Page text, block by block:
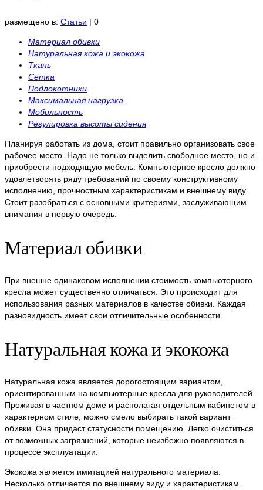
размещено в: Статьи | 0
Материал обивки
Натуральная кожа и экокожа
Ткань
Сетка
Подлокотники
Максимальная нагрузка
Мобильность
Регулировка высоты сидения
Планируя работать из дома, стоит правильно организовать свое
рабочее место. Надо не только выделить свободное место, но и
приобрести подходящую мебель. Компьютерное кресло должно
удовлетворять ряду требований по своему конструктивному
исполнению, прочностным характеристикам и внешнему виду.
Стоит разобраться с основными критериями, заслуживающим
внимания в первую очередь.
Материал обивки
При внешне одинаковом исполнении стоимость компьютерного
кресла может существенно отличаться. Это происходит для
использования разных материалов в качестве обивки. Каждая
разновидность имеет свои отличительные особенности.
Натуральная кожа и экокожа
Натуральная кожа является дорогостоящим вариантом,
ориентированным на компьютерные кресла для руководителей.
Проживая в частном доме и располагая отдельным кабинетом в
характерном стиле, можно смело выбирать такой вариант
обивки. Она придаст статусности помещению. Легко очиститься
от возможных загрязнений, которые неизбежно появляются в
процессе эксплуатации.
Экокожа является имитацией натурального материала.
Несколько отличается по внешнему виду и характеристикам.